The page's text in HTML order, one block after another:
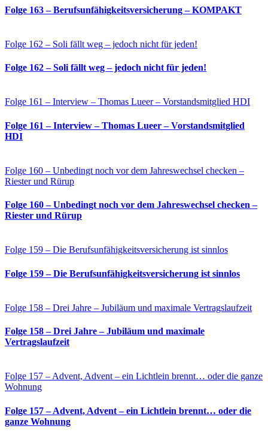
Folge 163 – Berufsunfähigkeitsversicherung – KOMPAKT
Folge 162 – Soli fällt weg – jedoch nicht für jeden!
Folge 162 – Soli fällt weg – jedoch nicht für jeden!
Folge 161 – Interview – Thomas Lueer – Vorstandsmitglied HDI
Folge 161 – Interview – Thomas Lueer – Vorstandsmitglied
HDI
Folge 160 – Unbedingt noch vor dem Jahreswechsel checken –
Riester und Rürup
Folge 160 – Unbedingt noch vor dem Jahreswechsel checken –
Riester und Rürup
Folge 159 – Die Berufsunfähigkeitsversicherung ist sinnlos
Folge 159 – Die Berufsunfähigkeitsversicherung ist sinnlos
Folge 158 – Drei Jahre – Jubiläum und maximale Vertragslaufzeit
Folge 158 – Drei Jahre – Jubiläum und maximale
Vertragslaufzeit
Folge 157 – Advent, Advent – ein Lichtlein brennt… oder die ganze
Wohnung
Folge 157 – Advent, Advent – ein Lichtlein brennt… oder die
ganze Wohnung